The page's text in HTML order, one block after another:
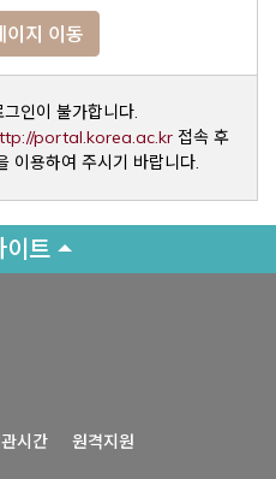
이지 이동
인이 불가합니다.
portal.korea.ac.krOpens a
접속 후
이용하여 주시기 바랍니다.
이트
시간 원격지원
window